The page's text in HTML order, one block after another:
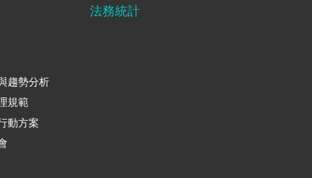
趨勢分析
規範
動方案
法務統計